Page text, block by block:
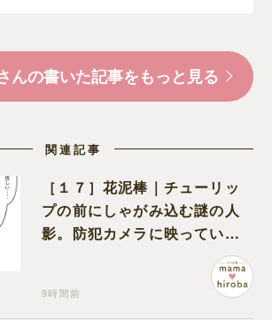
んの書いた記事をもっと見る
関連記事
［１７］花泥棒｜チューリッ
プの前にしゃがみ込む謎の人
影。防犯カメラに映っていた
9時間前